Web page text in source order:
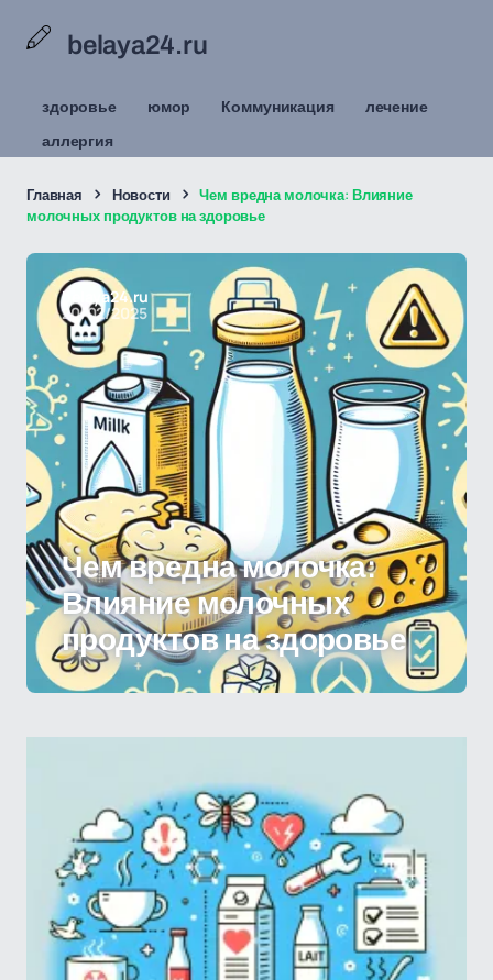
belaya24.ru
здоровье юмор Коммуникация
лечение
аллергия
Главная Новости
Чем вредна молочка: Влияние
молочных продуктов на здоровье
belaya24.ru
20/02/2025
Чем вредна молочка:
Влияние молочных
продуктов на здоровье